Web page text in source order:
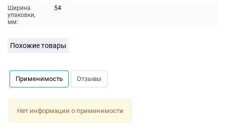
Ширина
упаковки,
мм:
54
Похожие товары
Применимость Отзывы
Нет информации о применимости